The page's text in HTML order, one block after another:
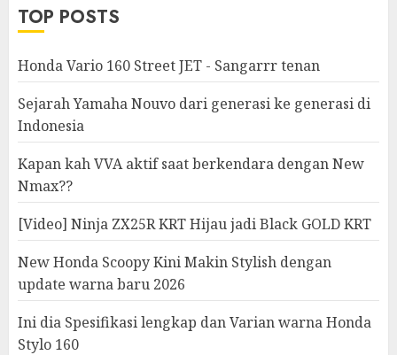
TOP POSTS
Honda Vario 160 Street JET - Sangarrr tenan
Sejarah Yamaha Nouvo dari generasi ke generasi di
Indonesia
Kapan kah VVA aktif saat berkendara dengan New
Nmax??
[Video] Ninja ZX25R KRT Hijau jadi Black GOLD KRT
New Honda Scoopy Kini Makin Stylish dengan
update warna baru 2026
Ini dia Spesifikasi lengkap dan Varian warna Honda
Stylo 160